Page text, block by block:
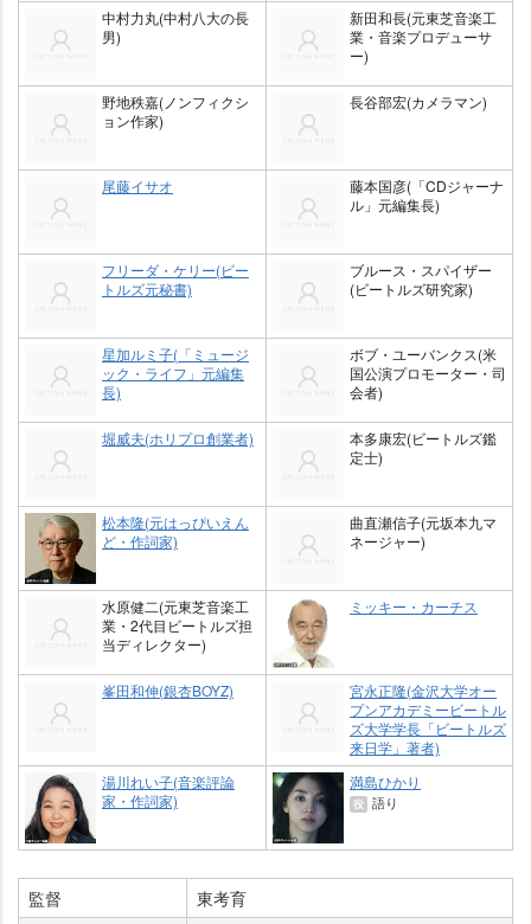
中村力丸(中村八大の長
男)
新田和長(元東芝音楽工
業・音楽プロデューサ
ー)
野地秩嘉(ノンフィクシ
ョン作家)
長谷部宏(カメラマン)
尾藤イサオ
藤本国彦(「CDジャーナ
ル」元編集長)
フリーダ・ケリー(ビー
トルズ元秘書)
ブルース・スパイザー
(ビートルズ研究家)
星加ルミ子(「ミュージ
ック・ライフ」元編集
長)
ボブ・ユーバンクス(米
国公演プロモーター・司
会者)
堀威夫(ホリプロ創業者)
本多康宏(ビートルズ鑑
定士)
松本隆(元はっぴいえん
ど・作詞家)
曲直瀬信子(元坂本九マ
ネージャー)
水原健二(元東芝音楽工
業・2代目ビートルズ担
当ディレクター)
ミッキー・カーチス
峯田和伸(銀杏BOYZ)
宮永正隆(金沢大学オー
プンアカデミービートル
ズ大学学長「ビートルズ
来日学」著者)
湯川れい子(音楽評論
家・作詞家)
満島ひかり
役 語り
監督
東考育